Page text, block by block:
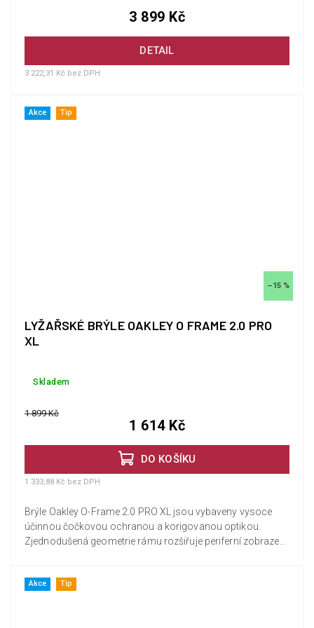
DETAIL
3 222,31 Kč bez DPH
3 899 Kč
Akce Tip
–15 %
LYŽAŘSKÉ BRÝLE OAKLEY O FRAME 2.0 PRO
XL
Skladem
DO KOŠÍKU
1 333,88 Kč bez DPH
1 899 Kč
1 614 Kč
Brýle Oakley O-Frame 2.0 PRO XL jsou vybaveny vysoce
účinnou čočkovou ochranou a korigovanou optikou.
Zjednodušená geometrie rámu rozšiřuje periferní zobrazení
Akce Tip